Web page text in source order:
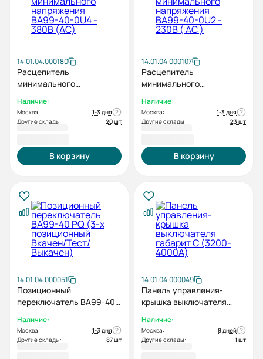
14.01.04.000180
Расцепитель
минимального
- 380В (AC)
Наличие:
Москва:
1-3 дня
Другие склады:
20 шт
В корзину
14.01.04.000107
Расцепитель
минимального
- 230В ( AC )
Наличие:
Москва:
1-3 дня
Другие склады:
23 шт
В корзину
14.01.04.000051
Позиционный
переключатель ВА99-40
Вкачен/Тест/Выкачен)
Наличие:
Москва:
1-3 дня
Другие склады:
87 шт
14.01.04.000049
Панель управления-
крышка выключателя
Наличие:
Москва:
8 дней
Другие склады:
1 шт